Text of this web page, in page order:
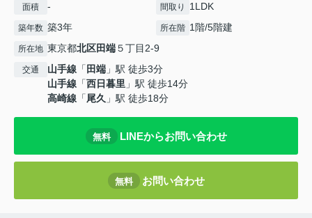
面積 - 間取り 1LDK
築年数 築3年 所在階 1階/5階建
所在地 東京都北区田端５丁目2-9
交通 山手線 「 田端 」駅 徒歩3分
山手線 「西日暮里 」駅 徒歩14分
高崎線 「尾久 」駅 徒歩18分
無料 LINEからお問い合わせ
無料 お問い合わせ